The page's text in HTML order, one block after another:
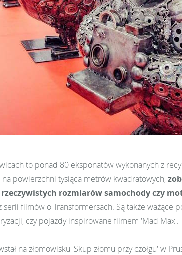
to ponad 80 eksponatów wykonanych z
powierzchni tysiąca metrów kwadratowych,
rozmiarów samochody czy
filmów o Transformersach. Są także ważące
czy pojazdy inspirowane filmem 'Mad Max'.
na złomowisku 'Skup złomu przy czołgu' w